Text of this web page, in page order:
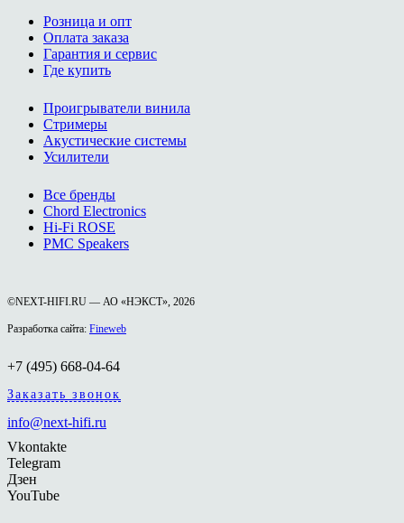
Розница и опт
Оплата заказа
Гарантия и сервис
Где купить
Проигрыватели винила
Стримеры
Акустические системы
Усилители
Все бренды
Chord Electronics
Hi-Fi ROSE
PMC Speakers
©NEXT-HIFI.RU — АО «НЭКСТ», 2026
Разработка сайта: Fineweb
+7 (495) 668-04-64
Заказать звонок
info@next-hifi.ru
Vkontakte
Telegram
Дзен
YouTube